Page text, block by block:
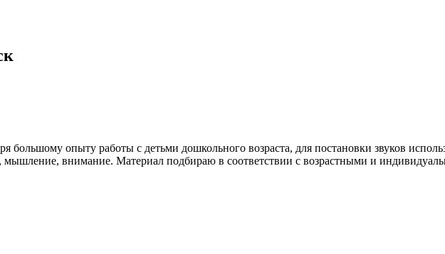
большому опыту работы с детьми дошкольного возраста, для постановки звуков
внимание. Материал подбираю в соответствии с возрастными и